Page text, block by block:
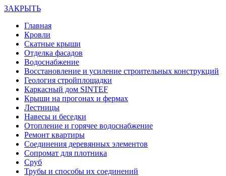
ЗАКРЫТЬ
Главная
Кровли
Скатные крыши
Отделка фасадов
Водоснабжение
Восстановление и усиление строительных конструкций
Геология стройплощадки
Каркасный дом SINTEF
Крыши на прогонах и фермах
Лестницы
Навесы и беседки
Отопление и горячее водоснабжение
Ремонт квартиры
Соединения деревянных элементов
Сопромат для плотника
Сруб
Трубы и способы их соединений